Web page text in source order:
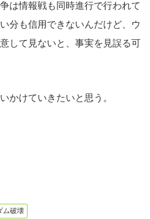
は情報戦も同時進行で行われて
分も信用できないんだけど、ウ
して見ないと、事実を見誤る可
かけていきたいと思う。
ム破壊